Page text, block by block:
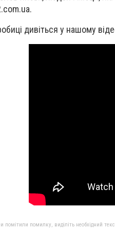
дивіться у нашому
помітили помилку, виділіть необхідний